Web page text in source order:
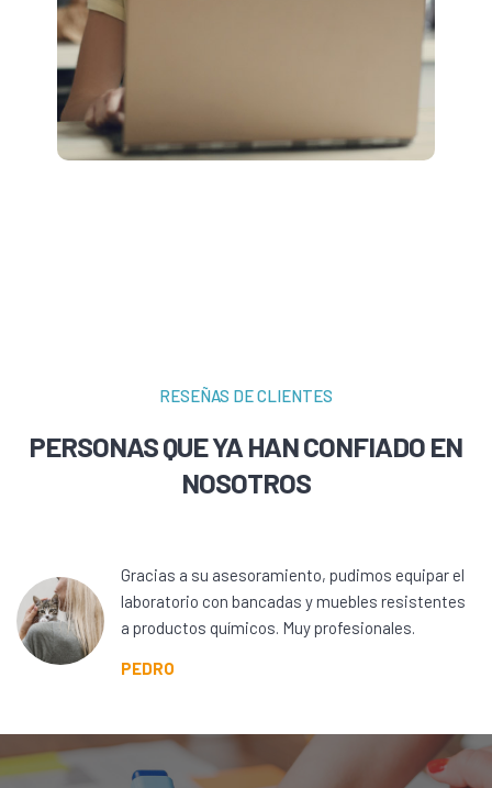
RESEÑAS DE CLIENTES
PERSONAS QUE YA HAN CONFIADO EN
NOSOTROS
Gracias a su asesoramiento, pudimos equipar el
laboratorio con bancadas y muebles resistentes
a productos químicos. Muy profesionales.
PEDRO